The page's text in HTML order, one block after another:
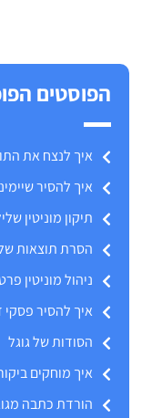
הפוסטים
איך לנצח את
איך להסיר
תיקון מוניטין
הסרת תוצאות
ניהול מוניטין
איך להסיר פסקי
הסודות של גוגל
איך מוחקים
הורדת כתבה